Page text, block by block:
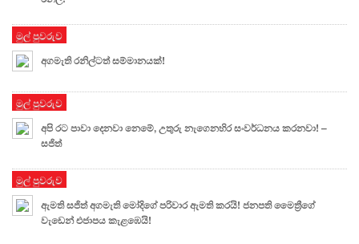
මුල් පුවරුව
අගමැති රනිල්ටත් සම්මානයක්!
මුල් පුවරුව
අපි රට පාවා දෙනවා නෙමේ, උතුරු නැගෙනහිර සංවර්ධනය කරනවා! –
සජිත්
මුල් පුවරුව
ඇමති සජිත් අගමැති මෝදිගේ පරිවාර ඇමති කරයි! ජනපති මෛත්‍රීගේ
වැඩෙන් එජාපය කැළඹෙයි!